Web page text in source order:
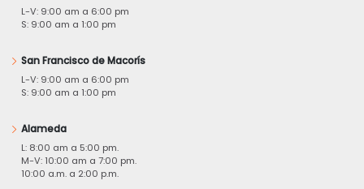
L-V: 9:00 am a 6:00 pm
S: 9:00 am a 1:00 pm
San Francisco de Macorís
L-V: 9:00 am a 6:00 pm
S: 9:00 am a 1:00 pm
Alameda
L: 8:00 am a 5:00 pm.
M-V: 10:00 am a 7:00 pm.
10:00 a.m. a 2:00 p.m.